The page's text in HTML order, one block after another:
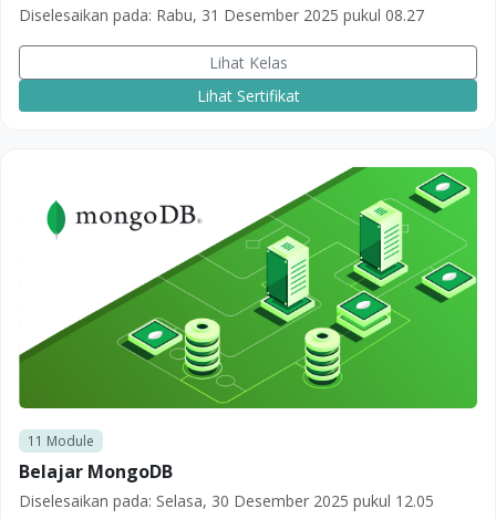
Diselesaikan pada: Rabu, 31 Desember 2025 pukul 08.27
Lihat Kelas
Lihat Sertifikat
11 Module
Belajar MongoDB
Diselesaikan pada: Selasa, 30 Desember 2025 pukul 12.05